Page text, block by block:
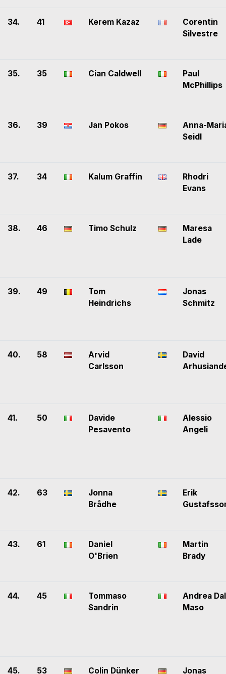
34. 41 Kerem Kazaz
Corentin
Silvestre
35. 35 Cian Caldwell
Paul
McPhillips
36. 39 Jan Pokos
Anna-
Seidl
37. 34 Kalum Graffin
Rhodri
Evans
38. 46 Timo Schulz
Maresa
Lade
39. 49
Tom
Heindrichs
Jonas
Schmitz
40. 58
Arvid
Carlsson
David
41. 50
Davide
Pesavento
Alessio
Angeli
42. 63
Jonna
Brådhe
Erik
43. 61
Daniel
O'Brien
Martin
Brady
44. 45
Tommaso
Sandrin
Andrea Dal
Maso
45. 53 Colin Dünker
Jonas